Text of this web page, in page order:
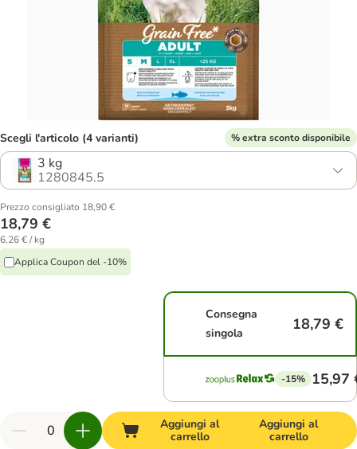
Scegli l'articolo (4 varianti) % extra sconto disponibile
3 kg
1280845.5
Prezzo consigliato 18,90 €
18,79 €
6,26 € / kg
Applica Coupon del -10%
Consegna
singola
18,79 €
-15% 15,97
Aggiungi al
carrello
Aggiungi al
carrello